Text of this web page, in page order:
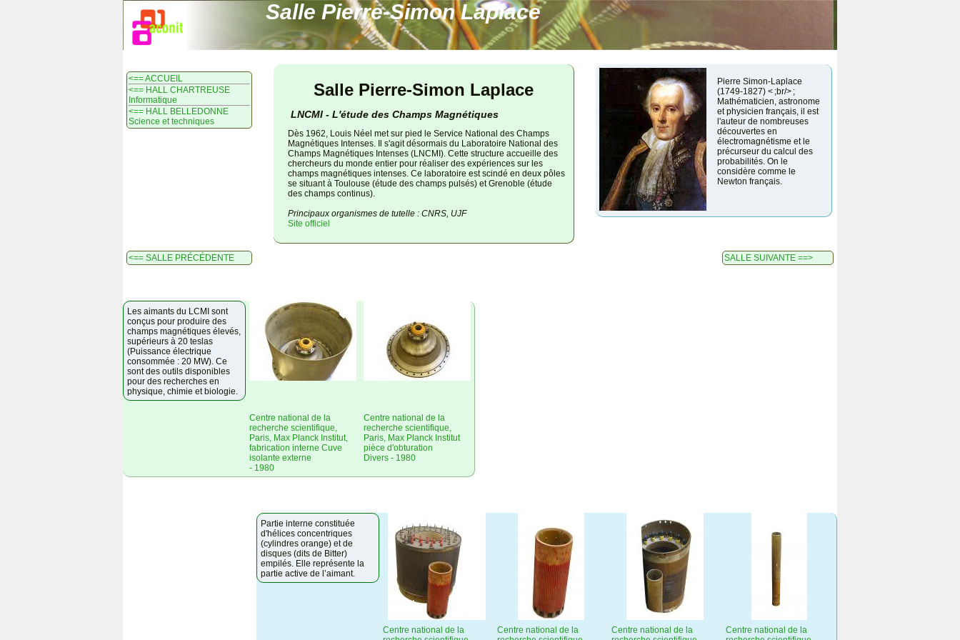
Salle Pierre-Simon Laplace
<== ACCUEIL
<== HALL CHARTREUSE
Informatique
<== HALL BELLEDONNE
Science et techniques
Salle Pierre-Simon Laplace
LNCMI - L'étude des Champs Magnétiques
Dès 1962, Louis Néel met sur pied le Service National des Champs
Magnétiques Intenses. Il s'agit désormais du Laboratoire National des
Champs Magnétiques Intenses (LNCMI). Cette structure accueille des
chercheurs du monde entier pour réaliser des expériences sur les
champs magnétiques intenses. Ce laboratoire est scindé en deux pôles
se situant à Toulouse (étude des champs pulsés) et Grenoble (étude
des champs continus).
Principaux organismes de tutelle : CNRS, UJF
Site officiel
Pierre Simon-Laplace
(1749-1827) < ;br/> ;
Mathématicien, astronome
et physicien français, il est
l'auteur de nombreuses
découvertes en
électromagnétisme et le
précurseur du calcul des
probabilités. On le
considère comme le
Newton français.
SALLE SUIVANTE ==>
<== SALLE PRÉCÉDENTE
Les aimants du LCMI sont
conçus pour produire des
champs magnétiques élevés,
supérieurs à 20 teslas
(Puissance électrique
consommée : 20 MW). Ce
sont des outils disponibles
pour des recherches en
physique, chimie et biologie.
Centre national de la
recherche scientifique,
Paris, Max Planck Institut,
fabrication interne Cuve
isolante externe
- 1980
Centre national de la
recherche scientifique,
Paris, Max Planck Institut
pièce d'obturation
Divers - 1980
Partie interne constituée
d'hélices concentriques
(cylindres orange) et de
disques (dits de Bitter)
empilés. Elle représente la
partie active de l’aimant.
Centre national de la
Centre national de la
Centre national de la
Centre national de la